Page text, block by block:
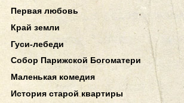
Первая любовь
Край земли
Гуси-лебеди
Собор Парижской Богоматери
Маленькая комедия
История старой квартиры